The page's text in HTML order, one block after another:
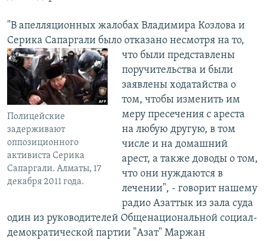
"В апелляционных жалобах Владимира Козлова и
Серика Сапаргали было отказано
Полицейские
задерживают
оппозиционного
активиста Серика
Сапаргали. Алматы, 17
декабря 2011 года.
несмотря на то,
что были представлены
поручительства и были
заявлены ходатайства о
том, чтобы изменить им
меру пресечения с ареста
на любую другую, в том
числе и на домашний
арест, а также доводы о том,
что они нуждаются в
лечении", - говорит нашему
радио Азаттык из зала суда
один из руководителей Общенациональной социал-
демократической партии "Азат" Маржан